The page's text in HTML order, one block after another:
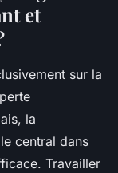
et
sur la
la
central dans
Travailler